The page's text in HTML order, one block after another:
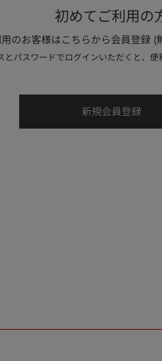
初めてご利用の
のお客様はこちらから会員登録 (
とパスワードでログインいただくと、便